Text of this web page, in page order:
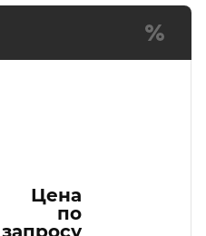
Цена
по
запросу